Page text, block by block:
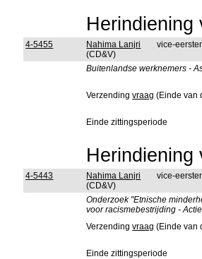
4-5455
Nahima Lanjri
(CD&V)
vice-
Buitenlandse werknemers -
Verzendingvraag (Einde van
Einde zittingsperiode
4-5443
Nahima Lanjri
(CD&V)
vice-
Onderzoek "Etnische
voor racismebestrijding -
Verzendingvraag (Einde van
Einde zittingsperiode